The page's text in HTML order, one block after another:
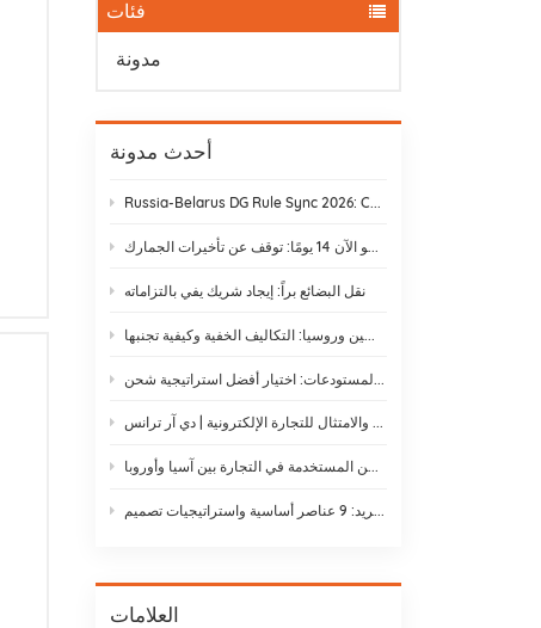
فئات
مدونة
أحدث مدونة
نقل البضائع براً: إيجاد شريك يفي بالتزاماته
لوائح الشحن الدولي والامتثال للتجارة الإلكترونية | دي آر ترانس
أنواع طائرات الشحن: دليل لأنواع طائرات الشحن المستخدمة في التجارة بين آسيا وأوروبا
حلول لوجستيات سلسلة التبريد: 9 عناصر أساسية واستراتيجيات تصميم
العلامات